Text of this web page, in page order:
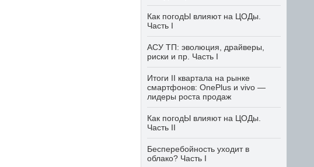
Как погодЫ влияют на ЦОДы.
Часть I
АСУ ТП: эволюция, драйверы,
риски и пр. Часть I
Итоги II квартала на рынке
смартфонов: OnePlus и vivo —
лидеры роста продаж
Как погодЫ влияют на ЦОДы.
Часть II
Бесперебойность уходит в
облако? Часть I